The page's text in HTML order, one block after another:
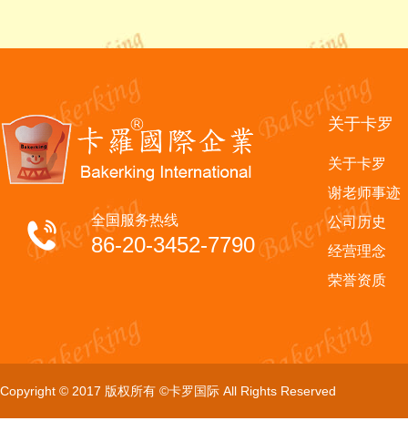
全国服务热线
86-20-3452-7790
关于卡罗
关于卡罗
谢老师事迹
公司历史
经营理念
荣誉资质
Copyright © 2017 版权所有 ©卡罗国际 All Rights Reserved